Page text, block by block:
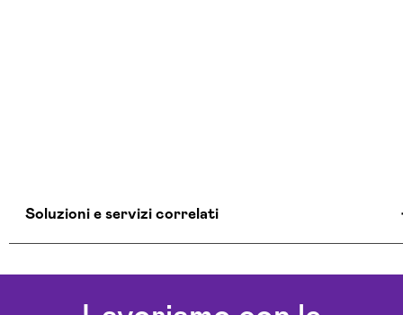
Soluzioni e servizi correlati
Colocation Data Center Trapani